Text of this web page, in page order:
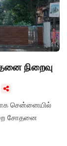
நிறைவு
சென்னையில்
சோதனை